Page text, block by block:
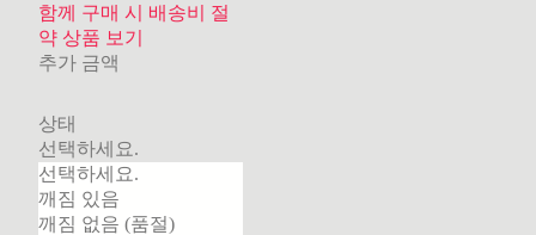
함께 구매 시 배송비 절
약 상품 보기
추가 금액
상태
선택하세요.
선택하세요.
깨짐 있음
깨짐 없음 (품절)